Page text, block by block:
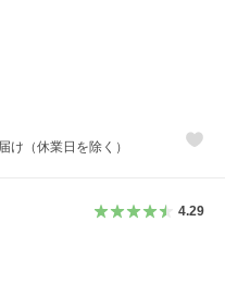
け（休業日を除く）
4.29